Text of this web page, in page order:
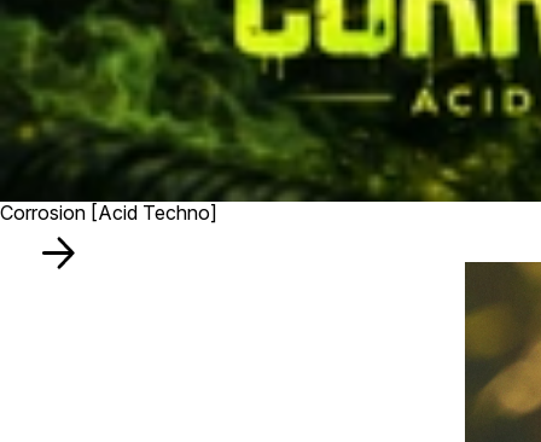
Corrosion [Acid Techno]